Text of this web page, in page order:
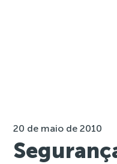
20 de maio de 2010